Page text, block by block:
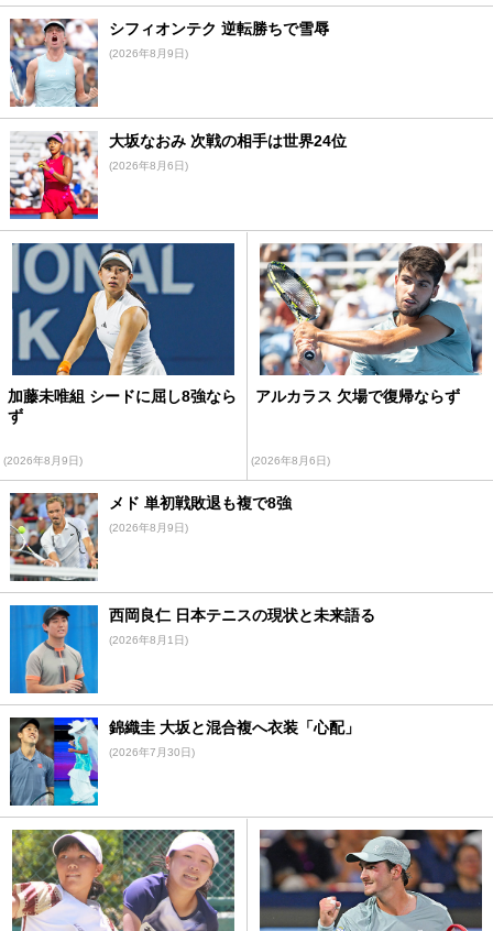
シフィオンテク 逆転勝ちで雪辱
(2026年8月9日)
大坂なおみ 次戦の相手は世界24位
(2026年8月6日)
加藤未唯組 シードに屈し8強なら
ず
(2026年8月9日)
アルカラス 欠場で復帰ならず
(2026年8月6日)
メド 単初戦敗退も複で8強
(2026年8月9日)
西岡良仁 日本テニスの現状と未来語る
(2026年8月1日)
錦織圭 大坂と混合複へ衣装「心配」
(2026年7月30日)